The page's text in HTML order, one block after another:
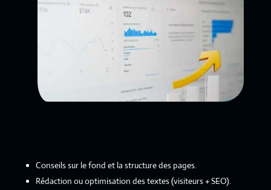
Conseils sur le fond et la structure des pages.
Rédaction ou optimisation des textes (visiteurs + SEO).